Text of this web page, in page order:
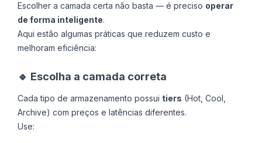
Escolher a camada certa não basta — é preciso operar
de forma inteligente.
Aqui estão algumas práticas que reduzem custo e
melhoram eficiência:
🔹 Escolha a camada correta
Cada tipo de armazenamento possui tiers (Hot, Cool,
Archive) com preços e latências diferentes.
Use: